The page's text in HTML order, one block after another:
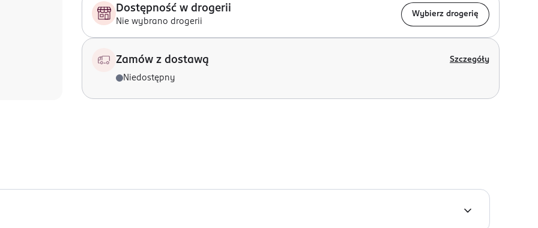
Dostępność w drogerii
Nie wybrano drogerii
Wybierz drogerię
Zamów z dostawą Szczegóły
Niedostępny